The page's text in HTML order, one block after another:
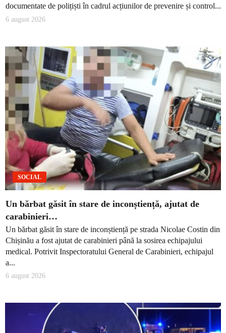
documentate de polițiști în cadrul acțiunilor de prevenire și control...
6 august 2026
SOCIAL
Un bărbat găsit în stare de inconștiență, ajutat de
carabinieri…
Un bărbat găsit în stare de inconștiență pe strada Nicolae Costin din
Chișinău a fost ajutat de carabinieri până la sosirea echipajului
medical. Potrivit Inspectoratului General de Carabinieri, echipajul
a...
6 august 2026